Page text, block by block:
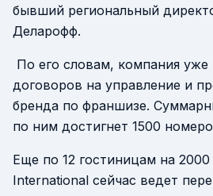
бывший региональный
Деларофф.
По его словам, компания уже
договоров на управление и
бренда по франшизе.
по ним достигнет 1500
Еще по 12 гостиницам на
International сейчас ведет